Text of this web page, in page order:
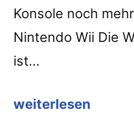
Konsole noch
Nintendo Wii Die
ist…
weiterlesen